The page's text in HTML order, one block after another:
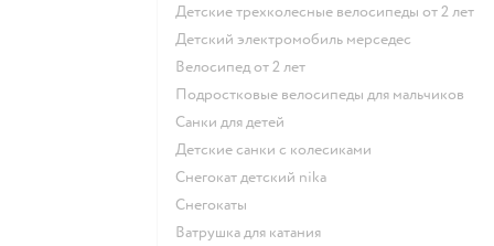
Детские трехколесные велосипеды от 2 лет
Детский электромобиль мерседес
Велосипед от 2 лет
Подростковые велосипеды для мальчиков
Санки для детей
Детские санки с колесиками
Снегокат детский nika
Снегокаты
Ватрушка для катания